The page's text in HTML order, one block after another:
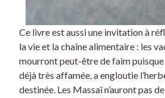
Ce livre est aussi une invitation à
la vie et la chaîne alimentaire : les
mourront peut-être de faim puisque
déjà très affamée, a engloutie
destinée. Les Massaï n’auront pas